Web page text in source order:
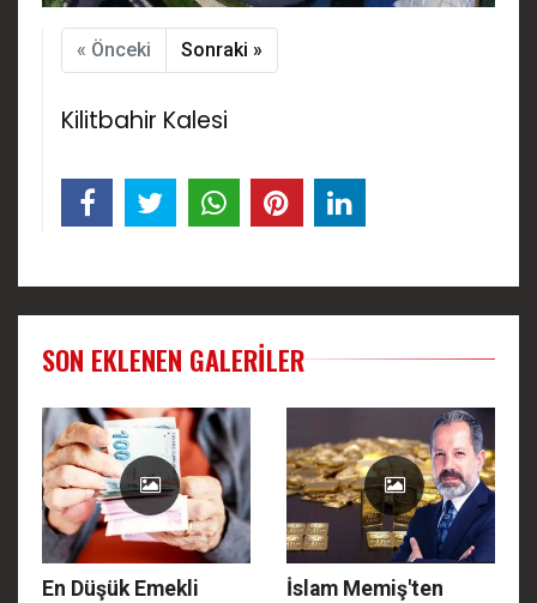
« Önceki Sonraki »
Kilitbahir Kalesi
SON EKLENEN GALERILER
En Düşük Emekli
İslam Memiş'ten